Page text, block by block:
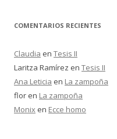
COMENTARIOS RECIENTES
Claudia en Tesis II
Laritza Ramírez en Tesis II
Ana Leticia en La zampoña
flor en La zampoña
Monix en Ecce homo